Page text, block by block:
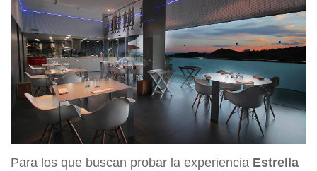
Para los que buscan probar la experiencia Estrella